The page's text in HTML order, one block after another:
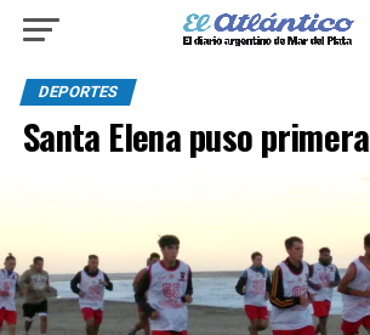
DEPORTES
Santa Elena puso primera